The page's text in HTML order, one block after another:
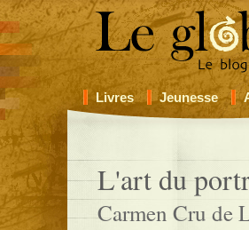
Livres Jeunesse
L'art du
Carmen Cru de